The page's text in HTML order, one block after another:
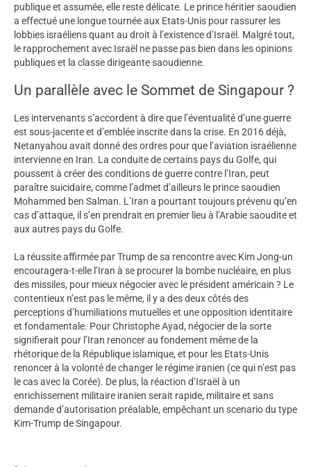
publique et assumée, elle reste délicate. Le prince héritier saoudien
a effectué une longue tournée aux Etats-Unis pour rassurer les
lobbies israéliens quant au droit à l’existence d’Israël. Malgré tout,
le rapprochement avec Israël ne passe pas bien dans les opinions
publiques et la classe dirigeante saoudienne.
Un parallèle avec le Sommet de Singapour ?
Les intervenants s’accordent à dire que l’éventualité d’une guerre
est sous-jacente et d’emblée inscrite dans la crise. En 2016 déjà,
Netanyahou avait donné des ordres pour que l’aviation israélienne
intervienne en Iran. La conduite de certains pays du Golfe, qui
poussent à créer des conditions de guerre contre l’Iran, peut
paraître suicidaire, comme l’admet d’ailleurs le prince saoudien
Mohammed ben Salman. L’Iran a pourtant toujours prévenu qu’en
cas d’attaque, il s’en prendrait en premier lieu à l’Arabie saoudite et
aux autres pays du Golfe.
La réussite affirmée par Trump de sa rencontre avec Kim Jong-un
encouragera-t-elle l’Iran à se procurer la bombe nucléaire, en plus
des missiles, pour mieux négocier avec le président américain ? Le
contentieux n’est pas le même, il y a des deux côtés des
perceptions d’humiliations mutuelles et une opposition identitaire
et fondamentale. Pour Christophe Ayad, négocier de la sorte
signifierait pour l’Iran renoncer au fondement même de la
rhétorique de la République islamique, et pour les Etats-Unis
renoncer à la volonté de changer le régime iranien (ce qui n’est pas
le cas avec la Corée). De plus, la réaction d’Israël à un
enrichissement militaire iranien serait rapide, militaire et sans
demande d’autorisation préalable, empêchant un scenario du type
Kim-Trump de Singapour.